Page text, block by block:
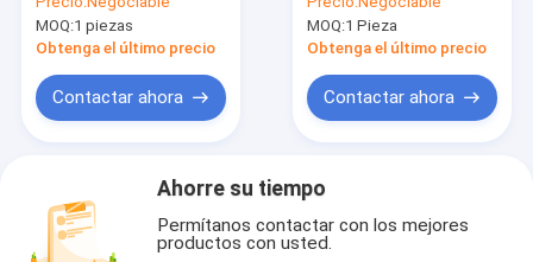
Largo Alcance
MOQ:1 piezas
Obtenga el último precio
Contactar ahora
de video 1.5Ghz UAV
VTX módulo 9CH
MOQ:1 Pieza
Obtenga el último precio
Contactar ahora
Ahorre su tiempo
Permítanos contactar con los mejores
productos con usted.